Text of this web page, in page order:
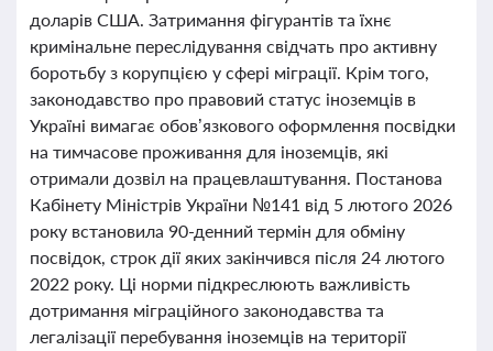
доларів США. Затримання фігурантів та їхнє
кримінальне переслідування свідчать про активну
боротьбу з корупцією у сфері міграції. Крім того,
законодавство про правовий статус іноземців в
Україні вимагає обов’язкового оформлення посвідки
на тимчасове проживання для іноземців, які
отримали дозвіл на працевлаштування. Постанова
Кабінету Міністрів України №141 від 5 лютого 2026
року встановила 90-денний термін для обміну
посвідок, строк дії яких закінчився після 24 лютого
2022 року. Ці норми підкреслюють важливість
дотримання міграційного законодавства та
легалізації перебування іноземців на території